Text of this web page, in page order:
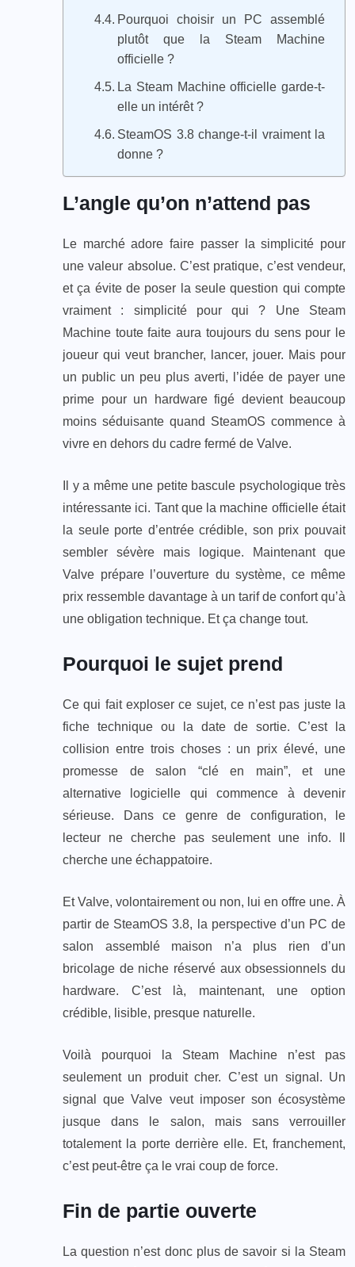
Pourquoi choisir un PC assemblé
plutôt que la Steam Machine
officielle ?
La Steam Machine officielle garde-t-
elle un intérêt ?
SteamOS 3.8 change-t-il vraiment la
donne ?
L’angle qu’on n’attend pas
Le marché adore faire passer la simplicité pour
une valeur absolue. C’est pratique, c’est vendeur,
et ça évite de poser la seule question qui compte
vraiment : simplicité pour qui ? Une Steam
Machine toute faite aura toujours du sens pour le
joueur qui veut brancher, lancer, jouer. Mais pour
un public un peu plus averti, l’idée de payer une
prime pour un hardware figé devient beaucoup
moins séduisante quand SteamOS commence à
vivre en dehors du cadre fermé de Valve.
Il y a même une petite bascule psychologique très
intéressante ici. Tant que la machine officielle était
la seule porte d’entrée crédible, son prix pouvait
sembler sévère mais logique. Maintenant que
Valve prépare l’ouverture du système, ce même
prix ressemble davantage à un tarif de confort qu’à
une obligation technique. Et ça change tout.
Pourquoi le sujet prend
Ce qui fait exploser ce sujet, ce n’est pas juste la
fiche technique ou la date de sortie. C’est la
collision entre trois choses : un prix élevé, une
promesse de salon “clé en main”, et une
alternative logicielle qui commence à devenir
sérieuse. Dans ce genre de configuration, le
lecteur ne cherche pas seulement une info. Il
cherche une échappatoire.
Et Valve, volontairement ou non, lui en offre une. À
partir de SteamOS 3.8, la perspective d’un PC de
salon assemblé maison n’a plus rien d’un
bricolage de niche réservé aux obsessionnels du
hardware. C’est là, maintenant, une option
crédible, lisible, presque naturelle.
Voilà pourquoi la Steam Machine n’est pas
seulement un produit cher. C’est un signal. Un
signal que Valve veut imposer son écosystème
jusque dans le salon, mais sans verrouiller
totalement la porte derrière elle. Et, franchement,
c’est peut-être ça le vrai coup de force.
Fin de partie ouverte
La question n’est donc plus de savoir si la Steam